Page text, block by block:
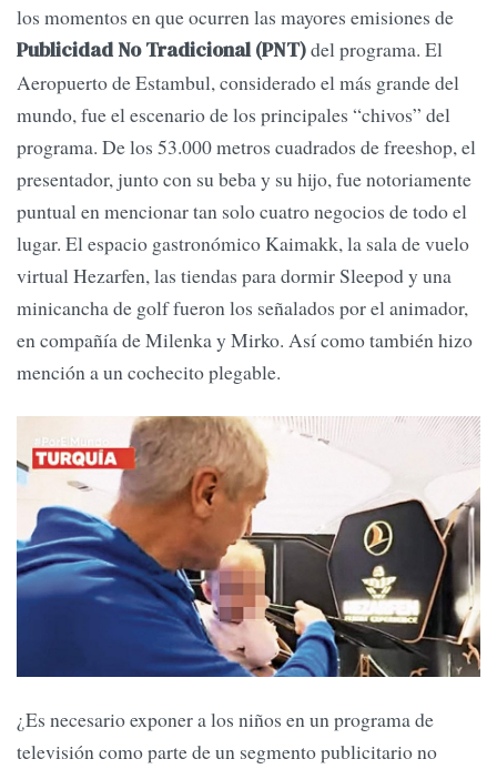
los momentos en que ocurren las mayores emisiones de
Publicidad No Tradicional (PNT)del programa. El
Aeropuerto de Estambul, considerado el más grande del
mundo, fue el escenario de los principales “chivos” del
programa. De los 53.000 metros cuadrados de freeshop, el
presentador, junto con su beba y su hijo, fue notoriamente
puntual en mencionar tan solo cuatro negocios de todo el
lugar. El espacio gastronómico Kaimakk, la sala de vuelo
virtual Hezarfen, las tiendas para dormir Sleepod y una
minicancha de golf fueron los señalados por el animador,
en compañía de Milenka y Mirko. Así como también hizo
mención a un cochecito plegable.
¿Es necesario exponer a los niños en un programa de
televisión como parte de un segmento publicitario no